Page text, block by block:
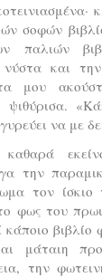
σοφών
παλιών
νύστα και
μου
ψιθύρισα.
να με
την
τον ίσκιο
φως του
κάποιο βιβλίο
μάταιη
την